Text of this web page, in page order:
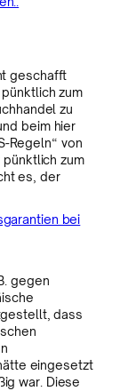
geschafft
zum
zu
beim hier
Regeln“ von
pünktlich zum
es, der
bei
gegen
dass
eingesetzt
war. Diese